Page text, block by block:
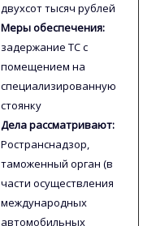
двухсот тысяч рублей
Меры обеспечения:
задержание ТС с
помещением на
специализированную
стоянку
Дела рассматривают:
Ространснадзор,
таможенный орган (в
части осуществления
международных
автомобильных